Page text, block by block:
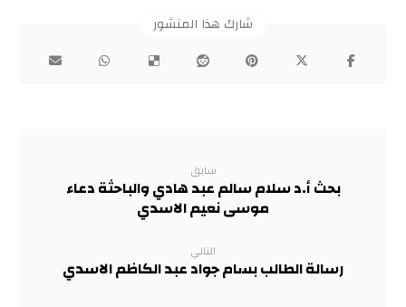
سابق
بحث أ.د سلام سالم عبد هادي والباحثة دعاء
موسى نعيم الاسدي
التالي
رسالة الطالب بسام جواد عبد الكاظم الاسدي